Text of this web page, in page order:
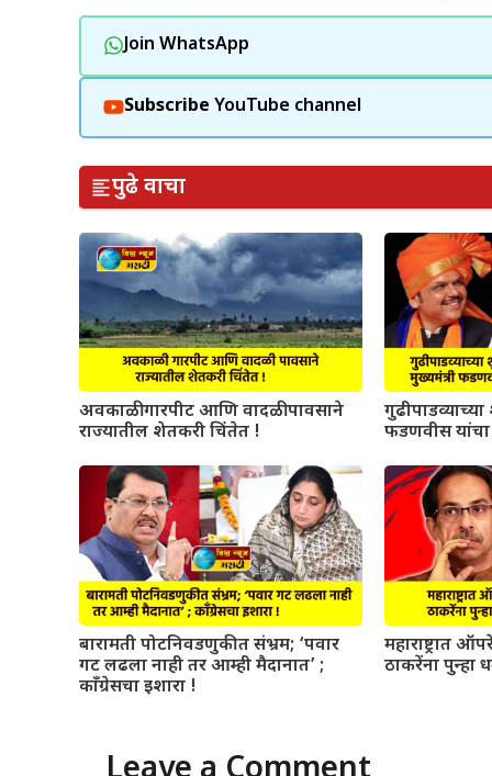
Join WhatsApp
Subscribe YouTube channel
पुढे वाचा
अवकाळी गारपीट आणि वादळी पावसाने
राज्यातील शेतकरी चिंतेत !
फडणवीस
बारामती पोटनिवडणुकीत संभ्रम; ‘पवार
गट लढला नाही तर आम्ही मैदानात’ ;
काँग्रेसचा इशारा !
महाराष्ट्रात
ठाकरेंना पुन्हा